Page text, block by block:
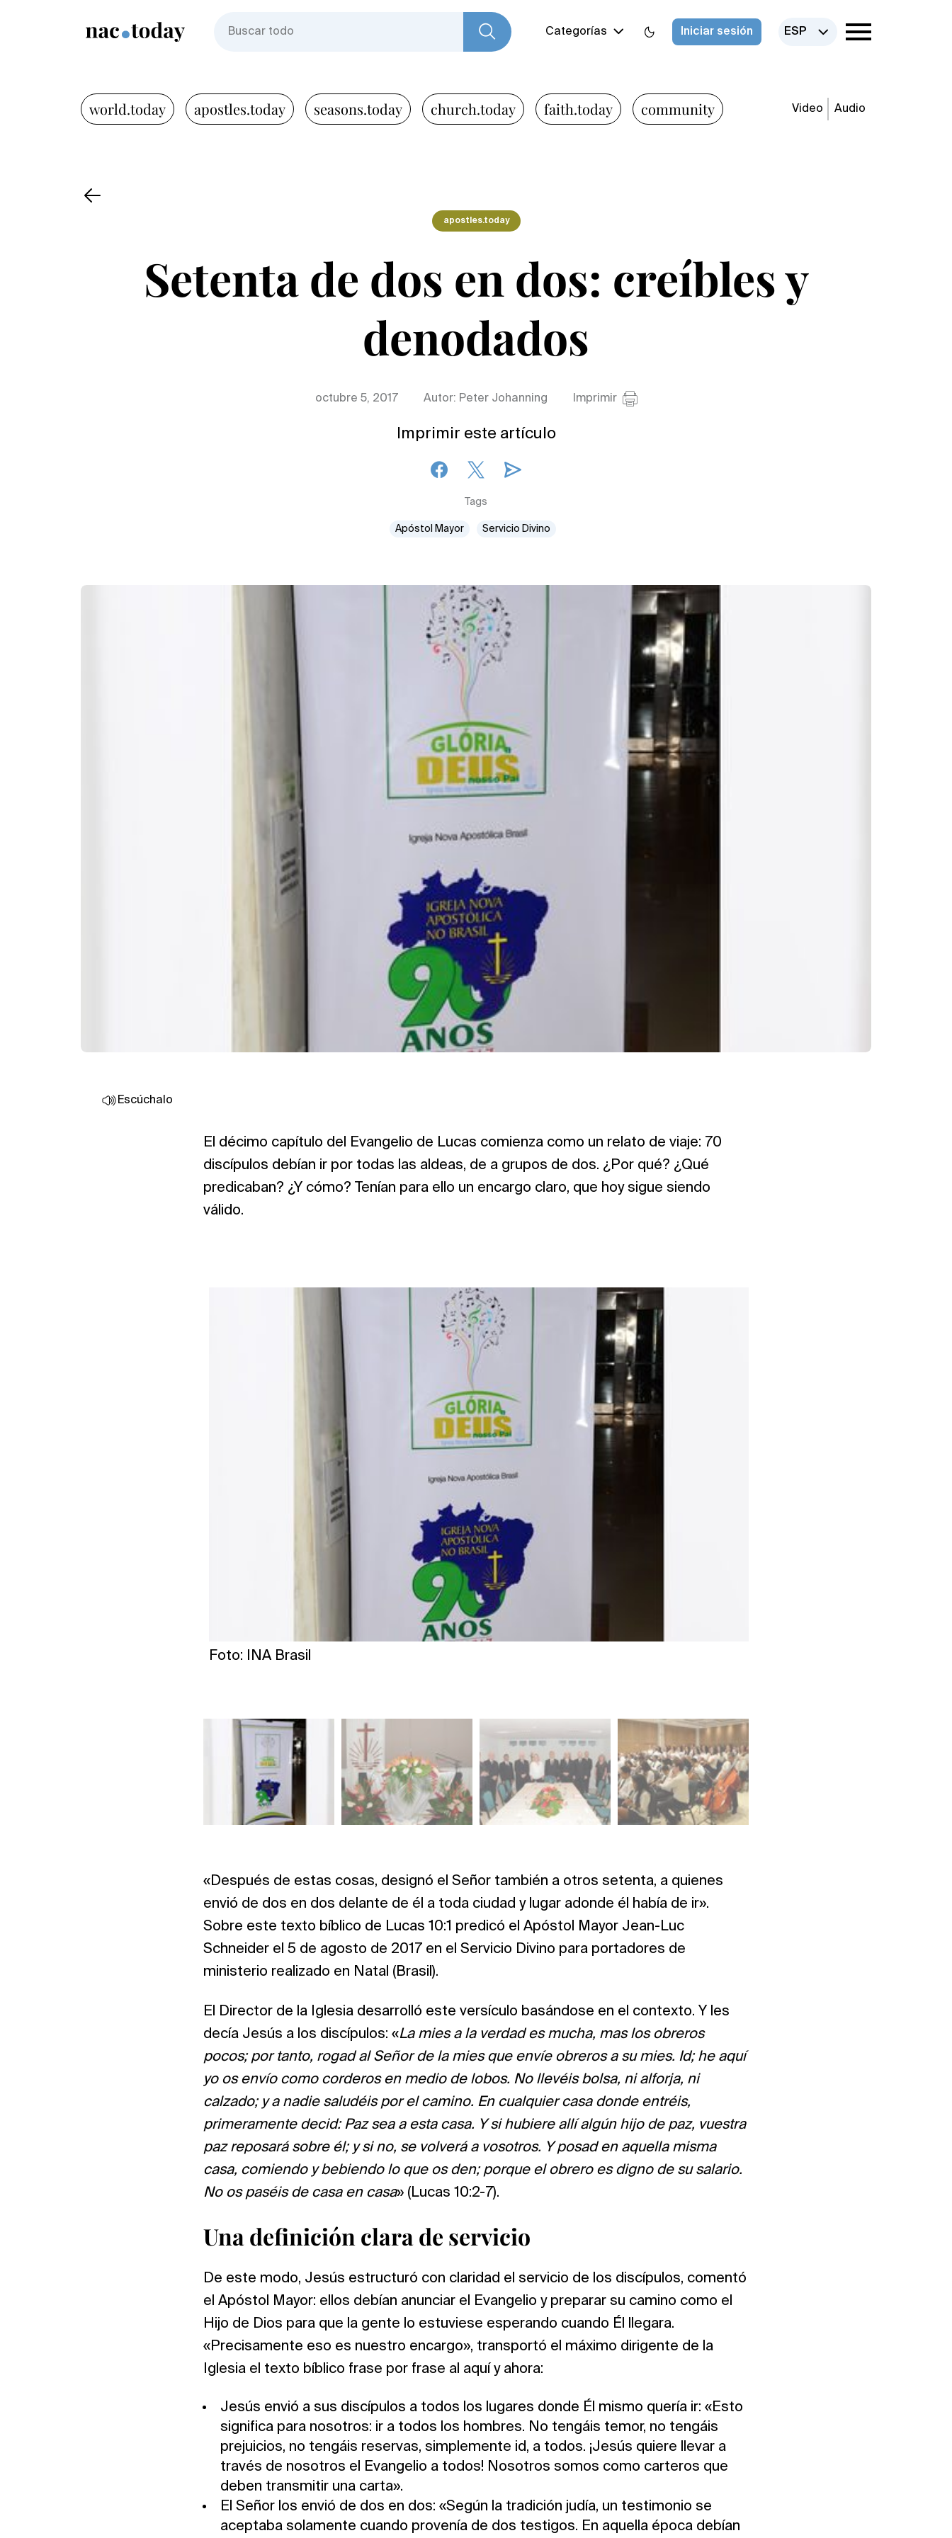
Categorías Iniciar sesión ESP
world.today apostles.today seasons.today church.today faith.today community Video Audio
apostles.today
Setenta de dos en dos: creíbles y
denodados
octubre 5, 2017 Autor: Peter Johanning Imprimir
Imprimir este artículo
Tags
Apóstol Mayor Servicio Divino
Escúchalo
El décimo capítulo del Evangelio de Lucas comienza como un relato de viaje: 70
discípulos debían ir por todas las aldeas, de a grupos de dos. ¿Por qué? ¿Qué
predicaban? ¿Y cómo? Tenían para ello un encargo claro, que hoy sigue siendo
válido.
Foto: INA Brasil
«Después de estas cosas, designó el Señor también a otros setenta, a quienes
envió de dos en dos delante de él a toda ciudad y lugar adonde él había de ir».
Sobre este texto bíblico de Lucas 10:1 predicó el Apóstol Mayor Jean-Luc
Schneider el 5 de agosto de 2017 en el Servicio Divino para portadores de
ministerio realizado en Natal (Brasil).
El Director de la Iglesia desarrolló este versículo basándose en el contexto. Y les
decía Jesús a los discípulos: «La mies a la verdad es mucha, mas los obreros
pocos; por tanto, rogad al Señor de la mies que envíe obreros a su mies. Id; he aquí
yo os envío como corderos en medio de lobos. No llevéis bolsa, ni alforja, ni
calzado; y a nadie saludéis por el camino. En cualquier casa donde entréis,
primeramente decid: Paz sea a esta casa. Y si hubiere allí algún hijo de paz, vuestra
paz reposará sobre él; y si no, se volverá a vosotros. Y posad en aquella misma
casa, comiendo y bebiendo lo que os den; porque el obrero es digno de su salario.
No os paséis de casa en casa» (Lucas 10:2-7).
Una definición clara de servicio
De este modo, Jesús estructuró con claridad el servicio de los discípulos, comentó
el Apóstol Mayor: ellos debían anunciar el Evangelio y preparar su camino como el
Hijo de Dios para que la gente lo estuviese esperando cuando Él llegara.
«Precisamente eso es nuestro encargo», transportó el máximo dirigente de la
Iglesia el texto bíblico frase por frase al aquí y ahora:
Jesús envió a sus discípulos a todos los lugares donde Él mismo quería ir: «Esto
significa para nosotros: ir a todos los hombres. No tengáis temor, no tengáis
prejuicios, no tengáis reservas, simplemente id, a todos. ¡Jesús quiere llevar a
través de nosotros el Evangelio a todos! Nosotros somos como carteros que
deben transmitir una carta».
El Señor los envió de dos en dos: «Según la tradición judía, un testimonio se
aceptaba solamente cuando provenía de dos testigos. En aquella época debían